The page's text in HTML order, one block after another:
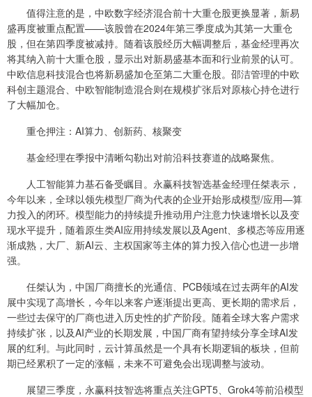
值得注意的是，中欧数字经济混合前十大重仓股更换显著，新易
盛再度被重点配置——该股曾在2024年第三季度成为其第一大重仓
股，但在第四季度被减持。随着该股经历大幅调整后，基金经理再次
将其纳入前十大重仓股，显示出对新易盛基本面和行业前景的认可。
中欧信息科技混合也将新易盛加仓至第二大重仓股。邵洁管理的中欧
科创主题混合、中欧智能制造混合则在规模扩张后对原核心持仓进行
了大幅加仓。
重仓押注：AI算力、创新药、核聚变
基金经理在季报中清晰勾勒出对前沿科技赛道的战略聚焦。
人工智能算力基石备受瞩目。永赢科技智选基金经理任桀表示，
今年以来，全球以领先模型厂商为代表的企业开始形成模型/应用—算
力投入的闭环。模型能力的持续提升推动用户注意力快速增长以及变
现水平提升，随着原生类AI应用持续发展以及Agent、多模态等应用逐
渐成熟，大厂、新AI云、主权国家等主体的算力投入信心也进一步增
强。
任桀认为，中国厂商擅长的光通信、PCB领域在过去两年的AI发
展中实现了高增长，今年以来客户逐渐提出更高、更长期的需求后，
一些过去保守的厂商也进入历史性的扩产阶段。随着全球大客户需求
持续扩张，以及AI产业的长期发展，中国厂商有望持续分享全球AI发
展的红利。与此同时，云计算虽然是一个具有长期逻辑的板块，但前
期已经累积了一定的涨幅，未来不可避免会出现调整与波动。
展望三季度，永赢科技智选将重点关注GPT5、Grok4等前沿模型